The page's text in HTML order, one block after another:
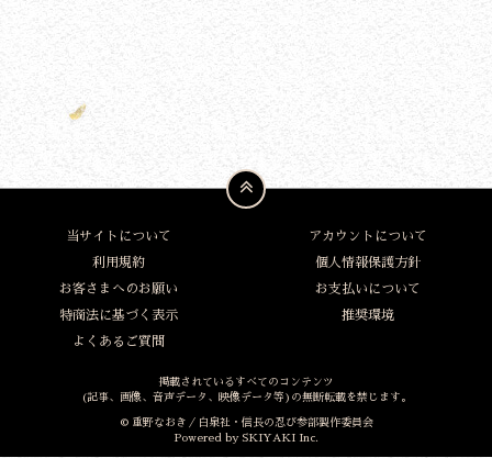
当サイトについて
アカウントについて
利用規約
個人情報保護方針
お客さまへのお願い
お支払いについて
特商法に基づく表示
推奨環境
よくあるご質問
掲載されているすべてのコンテンツ
(記事、画像、音声データ、映像データ等)の無断転載を禁じます。
© 重野なおき／白泉社・信長の忍び参部製作委員会
Powered by SKIYAKI Inc.